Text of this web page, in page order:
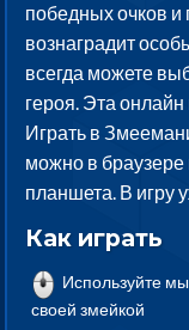
победных очков
вознаградит
всегда можете
героя. Эта
Играть в
можно в
планшета. В игру
Как играть
Используйте
своей змейкой